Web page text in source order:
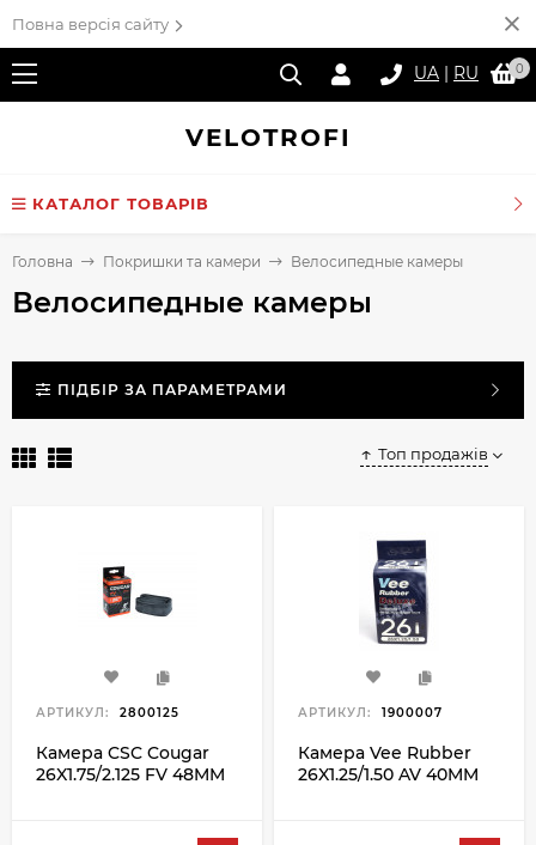
Повна версія сайту
UA | RU 0
VELOTROFI
КАТАЛОГ ТОВАРІВ
Головна Покришки та камери Велосипедные камеры
Велосипедные камеры
ПІДБІР ЗА ПАРАМЕТРАМИ
Топ продажів
АРТИКУЛ: 2800125
Камера CSC Cougar
26X1.75/2.125 FV 48MM
АРТИКУЛ: 1900007
Камера Vee Rubber
26X1.25/1.50 AV 40MM